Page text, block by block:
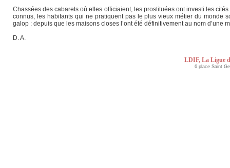
Chassées des cabarets où elles officiaient, les prostituées ont investi les
connus, les habitants qui ne pratiquent pas le plus vieux métier du monde
galop : depuis que les maisons closes l’ont été définitivement au nom
D. A.
LDIF, La Ligue
6 place Saint